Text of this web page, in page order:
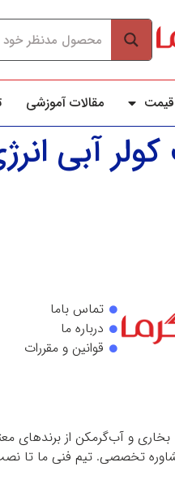
مقالات آموزشی
آبی
تماس باما
درباره ما
قوانین و مقررات
و آب‌گرمکن از برندهای
تخصصی. تیم فنی ما تا